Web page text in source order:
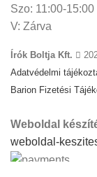
Szo: 11:00-15:00
V: Zárva
Írók Boltja Kft.
Adatvédelmi
Barion Fizetési
Weboldal
weboldal-